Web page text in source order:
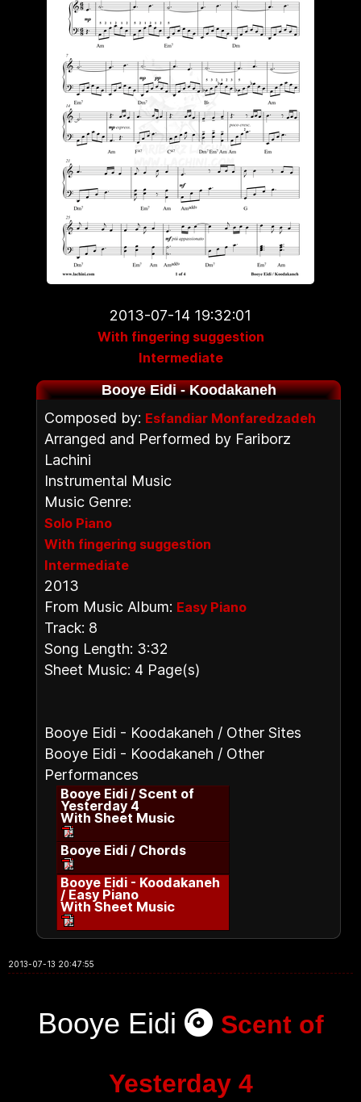
2013-07-14 19:32:01
With fingering suggestion
Intermediate
Booye Eidi - Koodakaneh
Composed by: Esfandiar Monfaredzadeh
Arranged and Performed by Fariborz
Lachini
Instrumental Music
Music Genre:
Solo Piano
With fingering suggestion
Intermediate
2013
From Music Album: Easy Piano
Track: 8
Song Length: 3:32
Sheet Music: 4 Page(s)
Booye Eidi - Koodakaneh / Other Sites
Booye Eidi - Koodakaneh / Other
Performances
Booye Eidi / Scent of
Yesterday 4
With Sheet Music
Booye Eidi / Chords
Booye Eidi - Koodakaneh
/ Easy Piano
With Sheet Music
2013-07-13 20:47:55
Booye Eidi Scent of
Yesterday 4